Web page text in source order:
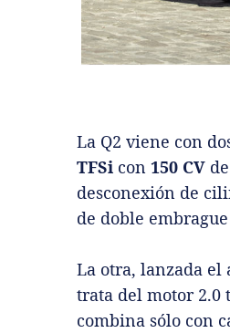
La Q2 viene con
TFSi con 150 CV
desconexión de
de doble
La otra, lanzada el
trata del motor 2.0
combina sólo con